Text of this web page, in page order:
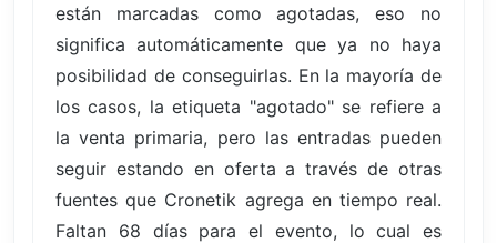
están marcadas como agotadas, eso no
significa automáticamente que ya no haya
posibilidad de conseguirlas. En la mayoría de
los casos, la etiqueta "agotado" se refiere a
la venta primaria, pero las entradas pueden
seguir estando en oferta a través de otras
fuentes que Cronetik agrega en tiempo real.
Faltan 68 días para el evento, lo cual es